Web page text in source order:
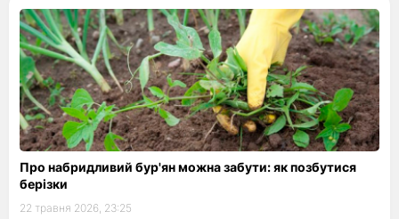
Про набридливий бур'ян можна забути: як позбутися
берізки
22 травня 2026, 23:25